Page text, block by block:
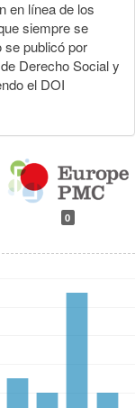
en línea de los
siempre se
se publicó por
Derecho Social y
el DOI
0